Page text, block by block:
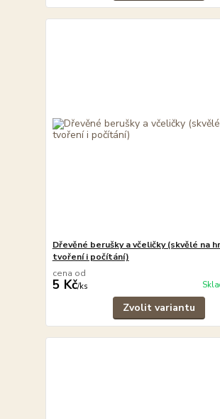
Dřevěné berušky a včeličky (skvělé na
tvoření i počítání)
cena od
5 Kč/ks
Zvolit variantu